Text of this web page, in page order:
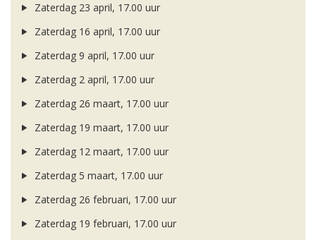
Zaterdag 23 april, 17.00 uur
Zaterdag 16 april, 17.00 uur
Zaterdag 9 april, 17.00 uur
Zaterdag 2 april, 17.00 uur
Zaterdag 26 maart, 17.00 uur
Zaterdag 19 maart, 17.00 uur
Zaterdag 12 maart, 17.00 uur
Zaterdag 5 maart, 17.00 uur
Zaterdag 26 februari, 17.00 uur
Zaterdag 19 februari, 17.00 uur